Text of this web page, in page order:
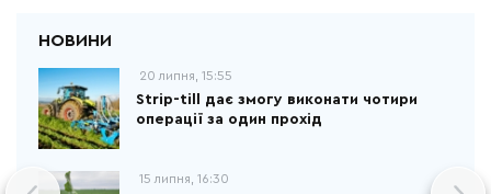
20 липня, 15:55
Strip-till дає змогу виконати чотири
операції за один прохід
15 липня, 16:30